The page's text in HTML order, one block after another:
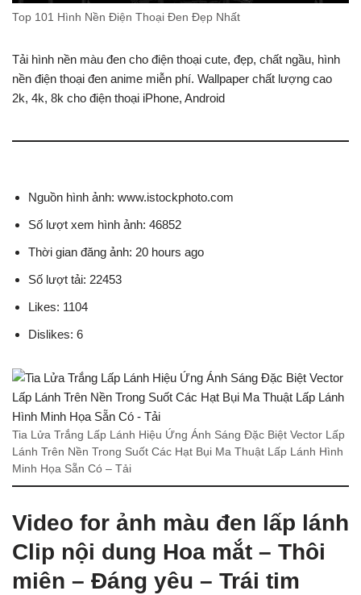
Top 101 Hình Nền Điện Thoại Đen Đẹp Nhất
Tải hình nền màu đen cho điện thoại cute, đẹp, chất ngầu, hình
nền điện thoại đen anime miễn phí. Wallpaper chất lượng cao
2k, 4k, 8k cho điện thoại iPhone, Android
Nguồn hình ảnh: www.istockphoto.com
Số lượt xem hình ảnh: 46852
Thời gian đăng ảnh: 20 hours ago
Số lượt tải: 22453
Likes: 1104
Dislikes: 6
Tia Lửa Trắng Lấp Lánh Hiệu Ứng Ánh Sáng Đặc Biệt Vector Lấp
Lánh Trên Nền Trong Suốt Các Hạt Bụi Ma Thuật Lấp Lánh Hình
Minh Họa Sẵn Có – Tải
Video for ảnh màu đen lấp lánh
Clip nội dung Hoa mắt – Thôi
miên – Đáng yêu – Trái tim